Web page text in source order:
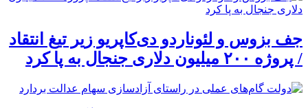
جف بزوس و لئوناردو دی‌کاپریو زیر تیغ انتقاد
/ پروژه ۲۰۰ میلیون دلاری جنجال به پا کرد